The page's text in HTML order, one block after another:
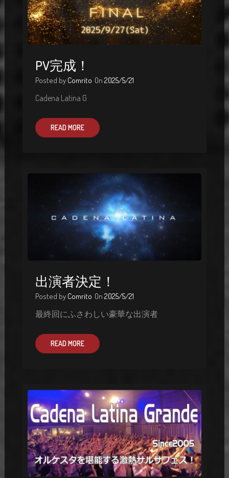
PV完成！
Posted by Comrito On 2025/5/21
Cadena Latina G
READ MORE
出演者決定！
Posted by Comrito On 2025/5/21
最終回にふさわしい豪華な出演者
READ MORE